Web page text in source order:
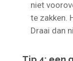
niet
te zakken.